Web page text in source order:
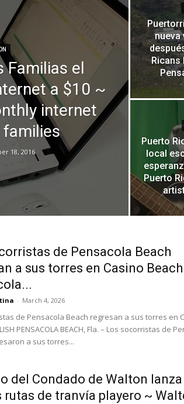
Familias el
a $10 ~
internet
18, 2016
nueva
Ricans
Puerto
local
Puerto
de Pensacola Beach
a sus torres en Casino
- March 4, 2026
de Pensacola Beach regresan a sus torres en
PENSACOLA BEACH, Fla. – Los socorristas de
a sus torres...
del Condado de Walton lanza
rutas de tranvía playero ~